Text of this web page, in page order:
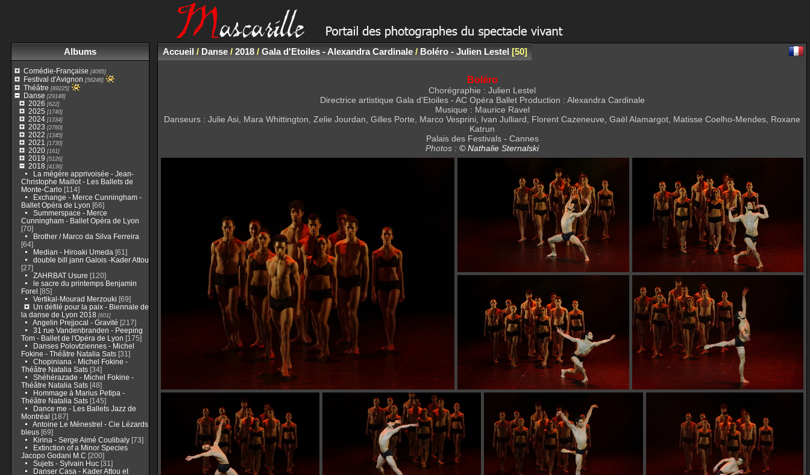
Albums
Comédie-Française [4095]
Festival d'Avignon [56246]
Théâtre [89225]
Danse [29148]
2026 [622]
2025 [1740]
2024[1334]
2023 [2760]
2022 [1345]
2021 [1730]
2020[161]
2019 [5126]
2018 [4136]
La mégère apprivoisée - Jean-
Christophe Maillot - Les Ballets de
Monte-Carlo[114]
Exchange - Merce Cunningham -
Ballet Opéra de Lyon [66]
Summerspace - Merce
Cunningham - Ballet Opéra de Lyon
[70]
Brother / Marco da Silva Ferreira
[64]
Median - Hiroaki Umeda [61]
double bill jann Galois -Kader Attou
[27]
ZAHRBAT Usure [120]
le sacre du printemps Benjamin
Forel [85]
Vertikal-Mourad Merzouki [69]
Un défilé pour la paix - Biennale de
la danse de Lyon 2018 [601]
Angelin Prejjocal - Gravité [217]
31 rue Vandenbranden - Peeping
Tom - Ballet de l'Opéra de Lyon [175]
Danses Polovtziennes - Michel
Fokine - Théâtre Natalia Sats[31]
Chopiniana - Michel Fokine -
Théâtre Natalia Sats[34]
Shéhérazade - Michel Fokine -
Théâtre Natalia Sats[48]
Hommage à Marius Petipa -
Théâtre Natalia Sats[145]
Dance me - Les Ballets Jazz de
Montréal [187]
Antoine Le Ménestrel - Cie Lézards
bleus[69]
Kirina - Serge Aimé Coulibaly[73]
Extinction of a Minor Species
Jacopo Godani M.C [200]
Sujets - Sylvain Huc[31]
Danser Casa - Kader Attou et
Accueil/ Danse/ 2018/ Gala d'Etoiles - Alexandra Cardinale/ Boléro - Julien Lestel 50
Boléro
Chorégraphie : Julien Lestel
Directrice artistique Gala d'Etoiles - AC Opéra Ballet Production : Alexandra Cardinale
Musique : Maurice Ravel
Danseurs : Julie Asi, Mara Whittington, Zelie Jourdan, Gilles Porte, Marco Vesprini, Ivan Julliard, Florent Cazeneuve, Gaël Alamargot, Matisse Coelho-Mendes, Roxane
Katrun
Palais des Festivals - Cannes
Photos : © Nathalie Sternalski